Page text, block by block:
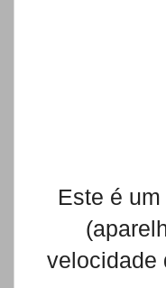
Este é
velocidade